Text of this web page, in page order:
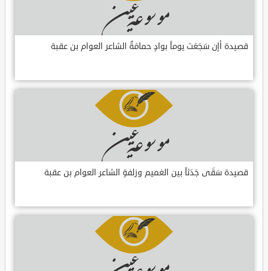
قصيدة أإن سَجَعَت يوماً بوادٍ حمامَةٌ الشاعر العوام بن عقبة
قصيدة سَقَى جَدَثاً بين الغميم وزلفةٍ الشاعر العوام بن عقبة